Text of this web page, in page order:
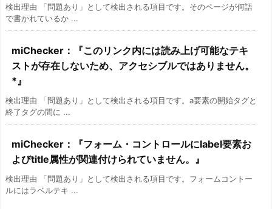
検出理由 「問題あり」として検出される項目です。そのページが何語
で書かれているか ...
miChecker：『このリンク内には読み上げ可能なテキ
ストが存在しないため、アクセシブルではありません。
*』
検出理由 「問題あり」として検出される項目です。a要素の開始タグと
終了タグの間に ...
miChecker：『フォーム・コントロールにlabel要素お
よびtitle属性が関連付けられていません。』
検出理由 「問題あり」として検出される項目です。フォームコントー
ルにはラベルテキ ...